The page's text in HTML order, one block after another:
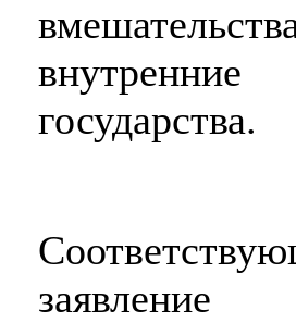
государства.
заявление